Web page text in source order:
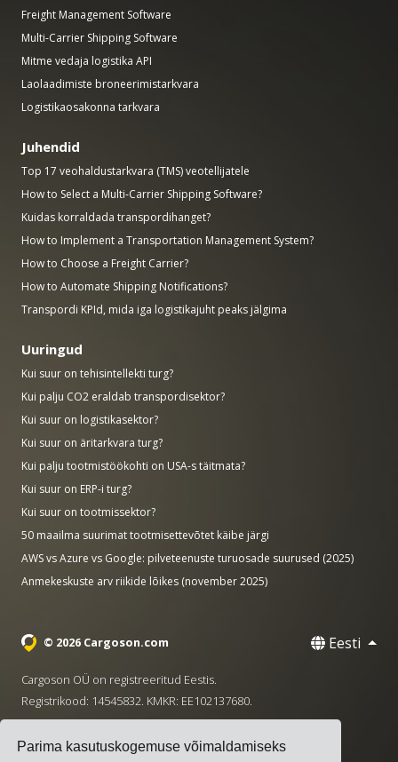
Parima kasutuskogemuse võimaldamiseks
Freight Management Software
Multi-Carrier Shipping Software
Mitme vedaja logistika API
Laolaadimiste broneerimistarkvara
Logistikaosakonna tarkvara
Juhendid
Top 17 veohaldustarkvara (TMS) veotellijatele
How to Select a Multi-Carrier Shipping Software?
Kuidas korraldada transpordihanget?
How to Implement a Transportation Management System?
How to Choose a Freight Carrier?
How to Automate Shipping Notifications?
Transpordi KPId, mida iga logistikajuht peaks jälgima
Uuringud
Kui suur on tehisintellekti turg?
Kui palju CO2 eraldab transpordisektor?
Kui suur on logistikasektor?
Kui suur on äritarkvara turg?
Kui palju tootmistöökohti on USA-s täitmata?
Kui suur on ERP-i turg?
Kui suur on tootmissektor?
50 maailma suurimat tootmisettevõtet käibe järgi
AWS vs Azure vs Google: pilveteenuste turuosade suurused (2025)
Anmekeskuste arv riikide lõikes (november 2025)
© 2026 Cargoson.com Eesti
Cargoson OÜ on registreeritud Eestis.
Registrikood: 14545832. KMKR: EE102137680.
· hello@cargoson.com